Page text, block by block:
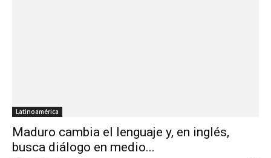
Latinoamérica
Maduro cambia el lenguaje y, en inglés,
busca diálogo en medio...